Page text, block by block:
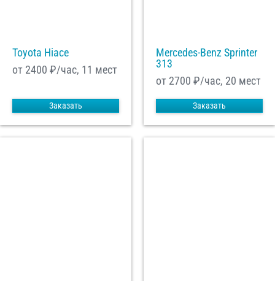
Toyota Hiace
от 2400 ₽/час, 11 мест
Заказать
Mercedes-Benz Sprinter
313
от 2700 ₽/час, 20 мест
Заказать